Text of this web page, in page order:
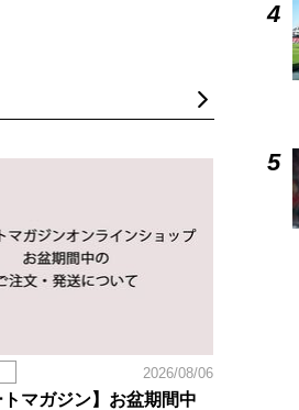
2026/08/06
トマガジン】お盆期間中